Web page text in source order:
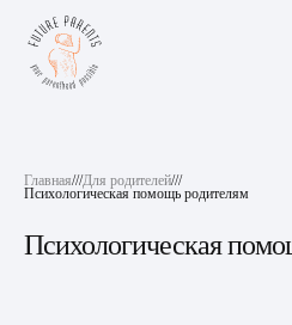
Главная///Для родителей///
Психологическая помощь родителям
Психологическая